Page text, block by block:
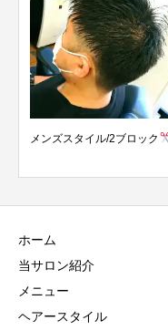
メンズスタイル/2ブロック
ホーム
当サロン紹介
メニュー
ヘアースタイル